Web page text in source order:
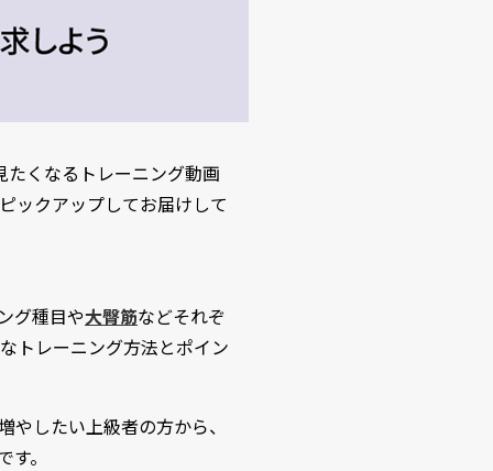
くなるトレーニング動画
ックアップしてお届けして
グ種目や大臀筋などそれぞ
トレーニング方法とポイン
したい上級者の方から、
。